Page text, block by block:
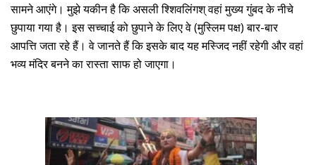
सामने आएंगे। मुझे यकीन है कि असली श्शिवलिंगश् वहां मुख्य गुंबद के नीचे
छुपाया गया है। इस सच्चाई को छुपाने के लिए वे (मुस्लिम पक्ष) बार-बार
आपत्ति जता रहे हैं। वे जानते हैं कि इसके बाद यह मस्जिद नहीं रहेगी और वहां
भव्य मंदिर बनने का रास्ता साफ हो जाएगा।